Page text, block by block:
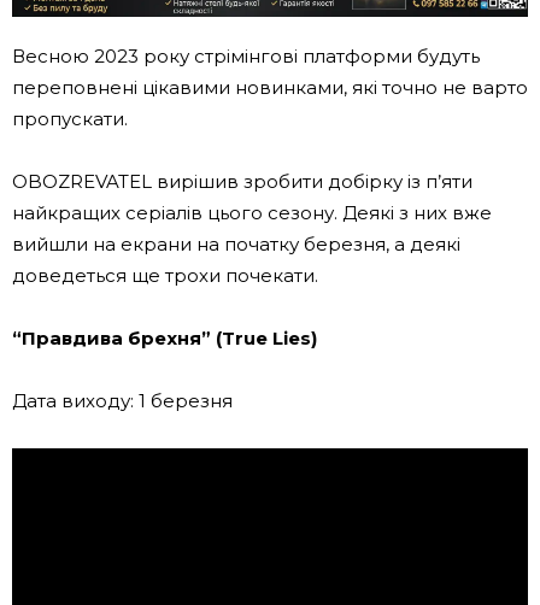
Весною 2023 року стрімінгові платформи будуть
переповнені цікавими новинками, які точно не варто
пропускати.
OBOZREVATEL вирішив зробити добірку із п’яти
найкращих серіалів цього сезону. Деякі з них вже
вийшли на екрани на початку березня, а деякі
доведеться ще трохи почекати.
“Правдива брехня” (True Lies)
Дата виходу: 1 березня